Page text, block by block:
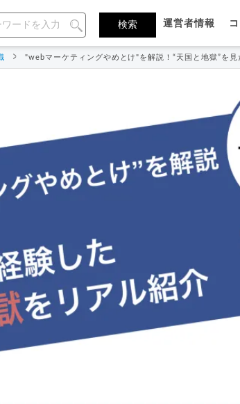
運営者情報
"webマーケティングやめとけ"を解説！“天国と地獄”を